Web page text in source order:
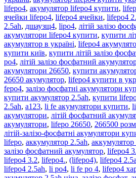
lifepo4, акумулятор lifepo4 купити,
ячейки lifepo4, lifepo4 ячейки, lifepo4
2.5ah, дшаузщ4, lipo4, літій залізо
акумулятори lifepo4 купити, купити
акумулятор в україні, lifepo4
купити київ, купити літій залізо
po4, літій залізо фосфатний
акумулятори 26650, купити
26650 акумулятор, lifepo4 купити в
fepo4, залізо фосфатні акумулятори
купити акумулятор 2.5ah, купити
2.5ah, а123, li fe акумулятори купити,
акумулятори, літій фосфатний
акумулятори, lifepo 26650, 266500
літій-залізо-фосфатні акумулятори
lifepo, аккумулятор 2.5ah,
залізо фосфатний акумулятор, lifepo4
lifepo4 3.2, lifepo4., (lifepo4), lifepo4 2.5a
lifepo4 2.5ah, li po4, li fe po 4, lifepo4